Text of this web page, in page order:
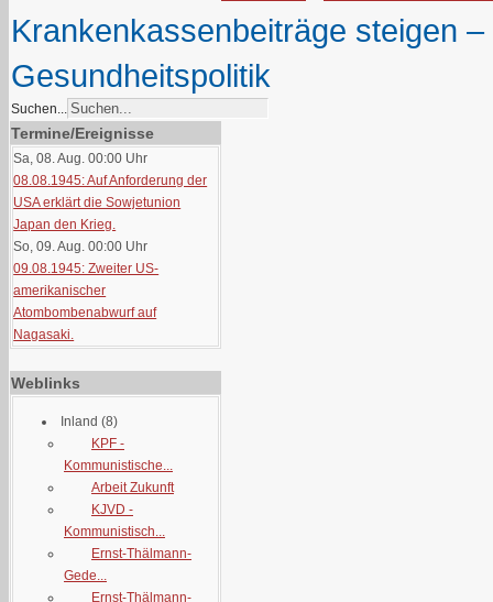
Krankenkassenbeiträge steigen
Gesundheitspolitik
Suchen...
Termine/Ereignisse
Sa, 08. Aug. 00:00 Uhr
08.08.1945: Auf Anforderung der
USA erklärt die Sowjetunion
Japan den Krieg.
So, 09. Aug. 00:00 Uhr
09.08.1945: Zweiter US-
amerikanischer
Atombombenabwurf auf
Nagasaki.
Weblinks
Inland (8)
KPF -
Kommunistische...
Arbeit Zukunft
KJVD -
Kommunistisch...
Ernst-Thälmann-
Gede...
Ernst-Thälmann-